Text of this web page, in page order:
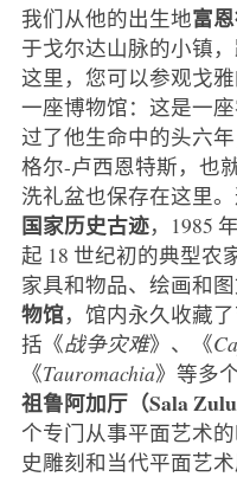
我们从他的出生地富
于戈尔达山脉的小镇
这里，您可以参观戈
一座博物馆：这是一
过了他生命中的头六
格尔-卢西恩特斯，也
洗礼盆也保存在这里
国家历史古迹，1985
起 18 世纪初的典型农
家具和物品、绘画和
物馆，馆内永久收藏
括《战争灾难》、《
《Tauromachia》等多
祖鲁阿加厅（Sala
个专门从事平面艺术
史雕刻和当代平面艺术